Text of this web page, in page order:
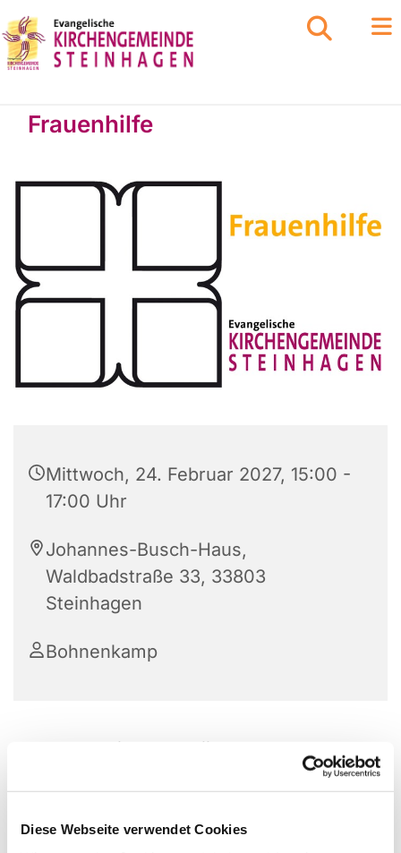
Diese Webseite verwendet Cookies
Frauenhilfe
Mittwoch, 24. Februar 2027, 15:00 -
17:00 Uhr
Johannes-Busch-Haus,
Waldbadstraße 33, 33803
Steinhagen
Bohnenkamp
Die Frauenhilfe im JBH trifft sich jeden 2. und 4.
Mittwoch im Monat von 15:00 – 17:00 Uhr. Nach
einer Andacht, gemeinsamen Kaffeetrinken und
unterschiedlichsten Themen, die vor allem uns